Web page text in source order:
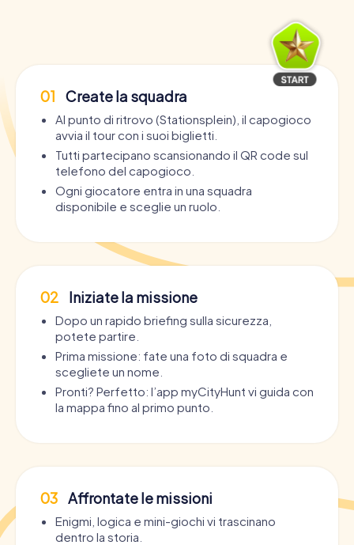
01 Create la squadra
Al punto di ritrovo (Stationsplein), il capogioco
avvia il tour con i suoi biglietti.
Tutti partecipano scansionando il QR code sul
telefono del capogioco.
Ogni giocatore entra in una squadra
disponibile e sceglie un ruolo.
02 Iniziate la missione
Dopo un rapido briefing sulla sicurezza,
potete partire.
Prima missione: fate una foto di squadra e
scegliete un nome.
Pronti? Perfetto: l’app myCityHunt vi guida con
la mappa fino al primo punto.
03 Affrontate le missioni
Enigmi, logica e mini-giochi vi trascinano
dentro la storia.